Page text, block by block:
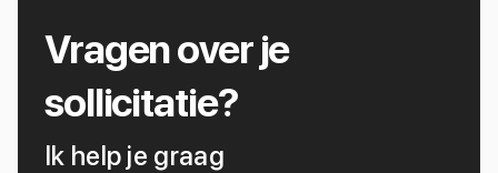
Vragen over je
sollicitatie?
Ik help je graag